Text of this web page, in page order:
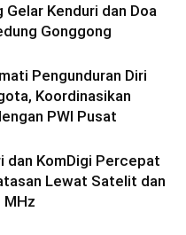
Gelar Kenduri dan Doa
Gonggong
Pengunduran Diri
Koordinasikan
PWI Pusat
dan KomDigi Percepat
Lewat Satelit dan
MHz